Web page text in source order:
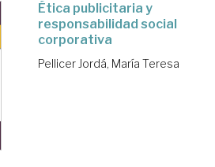
Ética publicitaria y
responsabilidad social
corporativa
Pellicer Jordá, María Teresa